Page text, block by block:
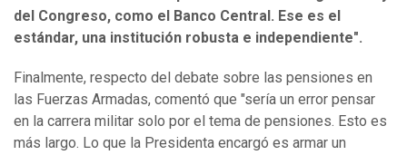
del Congreso, como el Banco Central. Ese es el
estándar, una institución robusta e independiente".
Finalmente, respecto del debate sobre las pensiones en
las Fuerzas Armadas, comentó que "sería un error pensar
en la carrera militar solo por el tema de pensiones. Esto es
más largo. Lo que la Presidenta encargó es armar un